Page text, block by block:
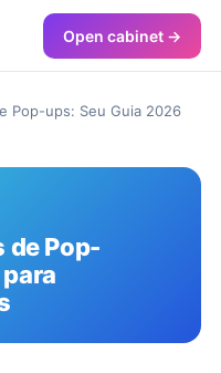
Open cabinet →
Pop-ups: Seu Guia 2026
de Pop-